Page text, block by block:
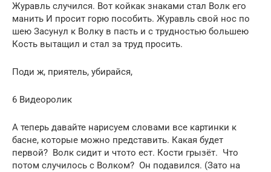
Журавль случился. Вот кой­как знаками стал Волк его
манить И просит горю пособить. Журавль свой нос по
шею Засунул к Волку в пасть и с трудностью большею
Кость вытащил и стал за труд просить.
Поди ж, приятель, убирайся,
6 Видеоролик
А теперь давайте нарисуем словами все картинки к
басне, которые можно представить. Какая будет
первой? ­ Волк сидит и что­то ест. Кости грызёт. ­ Что
потом случилось с Волком? ­ Он подавился. (Зато на